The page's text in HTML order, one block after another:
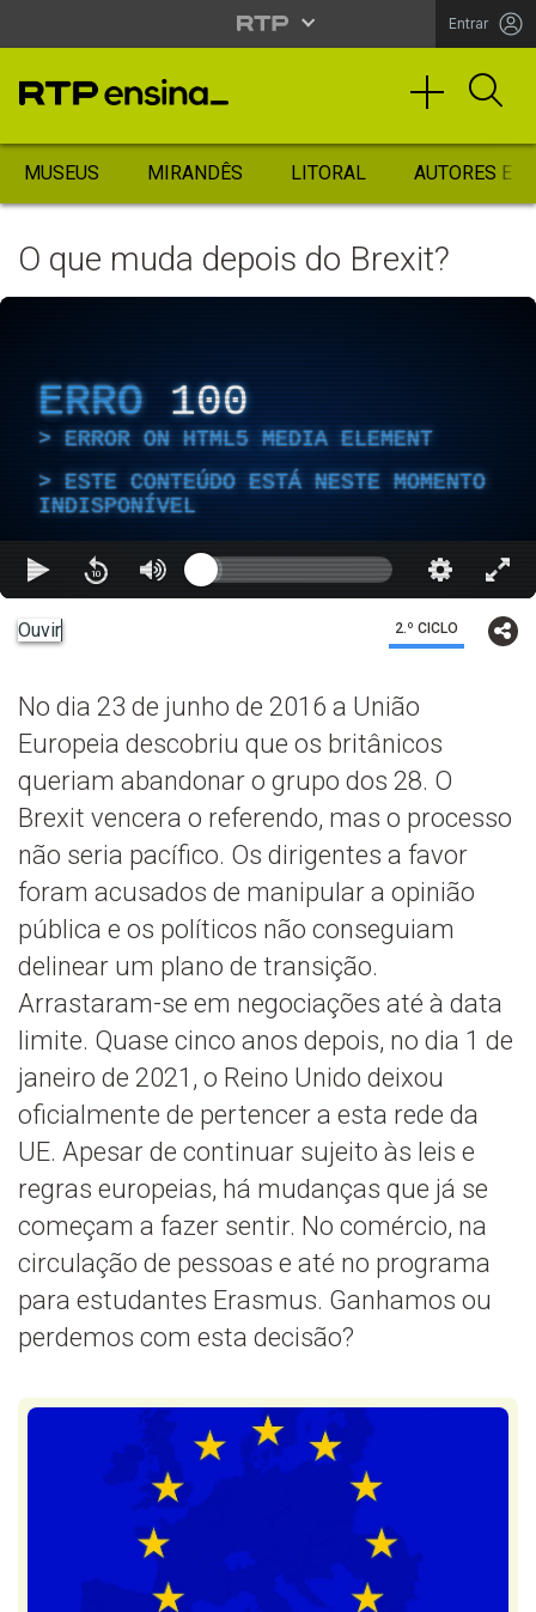
Entrar
MUSEUS MIRANDÊS LITORAL AUTORES
O que muda depois do Brexit?
ERRO 100
ERROR ON HTML5 MEDIA ELEMENT
ESTE CONTEÚDO ESTÁ NESTE MOMENTO
INDISPONÍVEL
Ouvir 2.º CICLO
No dia 23 de junho de 2016 a União
Europeia descobriu que os britânicos
queriam abandonar o grupo dos 28. O
Brexit vencera o referendo, mas o processo
não seria pacífico. Os dirigentes a favor
foram acusados de manipular a opinião
pública e os políticos não conseguiam
delinear um plano de transição.
Arrastaram-se em negociações até à data
limite. Quase cinco anos depois, no dia 1 de
janeiro de 2021, o Reino Unido deixou
oficialmente de pertencer a esta rede da
UE. Apesar de continuar sujeito às leis e
regras europeias, há mudanças que já se
começam a fazer sentir. No comércio, na
circulação de pessoas e até no programa
para estudantes Erasmus. Ganhamos ou
perdemos com esta decisão?